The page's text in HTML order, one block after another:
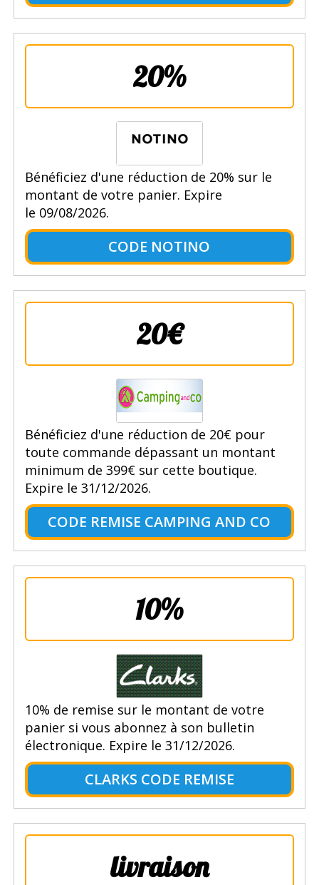
20%
Bénéficiez d'une réduction de 20% sur le
montant de votre panier. Expire
le 09/08/2026.
CODE NOTINO
20€
Bénéficiez d'une réduction de 20€ pour
toute commande dépassant un montant
minimum de 399€ sur cette boutique.
Expire le 31/12/2026.
CODE REMISE CAMPING AND CO
10%
10% de remise sur le montant de votre
panier si vous abonnez à son bulletin
électronique. Expire le 31/12/2026.
CLARKS CODE REMISE
livraison